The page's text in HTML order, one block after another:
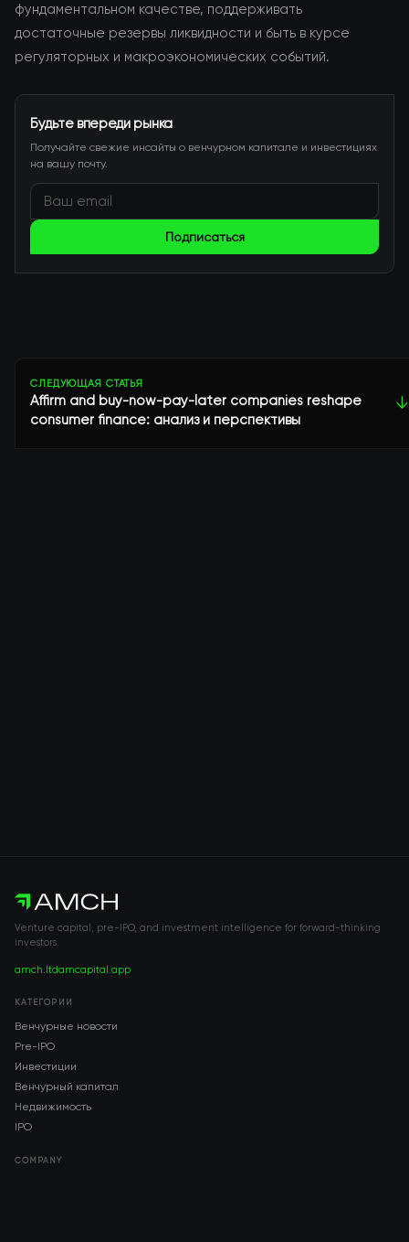
фундаментальном качестве, поддерживать
достаточные резервы ликвидности и быть в курсе
регуляторных и макроэкономических событий.
Будьте впереди рынка
Получайте свежие инсайты о венчурном капитале и инвестициях
на вашу почту.
Подписаться
СЛЕДУЮЩАЯ СТАТЬЯ
Affirm and buy-now-pay-later companies reshape
consumer finance: анализ и перспективы
↓
Venture capital, pre-IPO, and investment intelligence for forward-thinking
investors.
amch.ltdamcapital.app
КАТЕГОРИИ
Венчурные новости
Pre-IPO
Инвестиции
Венчурный капитал
Недвижимость
IPO
COMPANY